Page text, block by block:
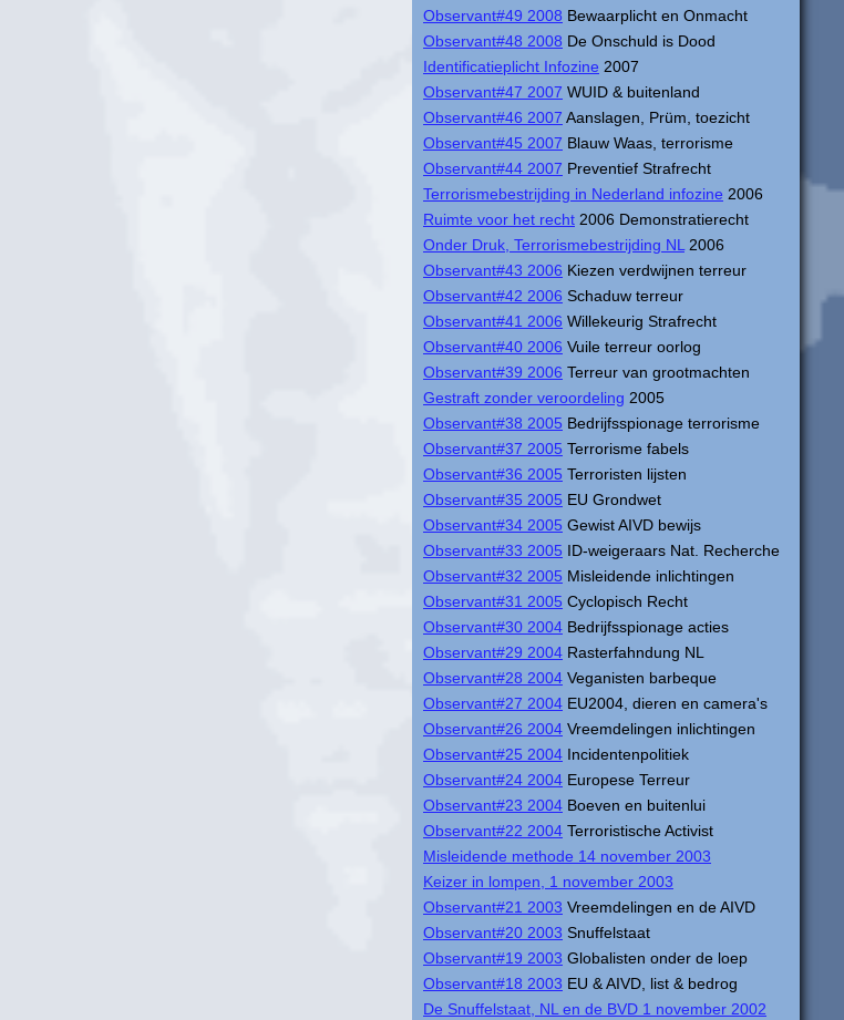
Observant#49 2008 Bewaarplicht en Onmacht
Observant#48 2008 De Onschuld is Dood
Identificatieplicht Infozine 2007
Observant#47 2007 WUID & buitenland
Observant#46 2007 Aanslagen, Prüm, toezicht
Observant#45 2007 Blauw Waas, terrorisme
Observant#44 2007 Preventief Strafrecht
Terrorismebestrijding in Nederland infozine 2006
Ruimte voor het recht 2006 Demonstratierecht
Onder Druk, Terrorismebestrijding NL 2006
Observant#43 2006 Kiezen verdwijnen terreur
Observant#42 2006 Schaduw terreur
Observant#41 2006 Willekeurig Strafrecht
Observant#40 2006 Vuile terreur oorlog
Observant#39 2006 Terreur van grootmachten
Gestraft zonder veroordeling 2005
Observant#38 2005 Bedrijfsspionage terrorisme
Observant#37 2005 Terrorisme fabels
Observant#36 2005 Terroristen lijsten
Observant#35 2005 EU Grondwet
Observant#34 2005 Gewist AIVD bewijs
Observant#33 2005 ID-weigeraars Nat. Recherche
Observant#32 2005 Misleidende inlichtingen
Observant#31 2005 Cyclopisch Recht
Observant#30 2004 Bedrijfsspionage acties
Observant#29 2004 Rasterfahndung NL
Observant#28 2004 Veganisten barbeque
Observant#27 2004 EU2004, dieren en camera's
Observant#26 2004 Vreemdelingen inlichtingen
Observant#25 2004 Incidentenpolitiek
Observant#24 2004 Europese Terreur
Observant#23 2004 Boeven en buitenlui
Observant#22 2004 Terroristische Activist
Misleidende methode 14 november 2003
Keizer in lompen, 1 november 2003
Observant#21 2003 Vreemdelingen en de AIVD
Observant#20 2003 Snuffelstaat
Observant#19 2003 Globalisten onder de loep
Observant#18 2003 EU & AIVD, list & bedrog
De Snuffelstaat, NL en de BVD 1 november 2002